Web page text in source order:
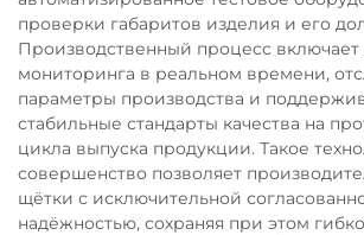
проверки габаритов изделия и его
Производственный процесс
мониторинга в реальном времени,
параметры производства и
стабильные стандарты качества на
цикла выпуска продукции. Такое
совершенство позволяет
щётки с исключительной
надёжностью, сохраняя при этом